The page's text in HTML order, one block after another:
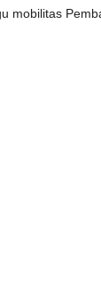
mobilitas